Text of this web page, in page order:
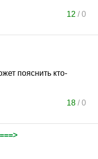
12 /0
пояснить кто-
18 /0